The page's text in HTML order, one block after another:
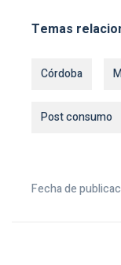
Temas
Córdoba
Post consumo
Fecha de